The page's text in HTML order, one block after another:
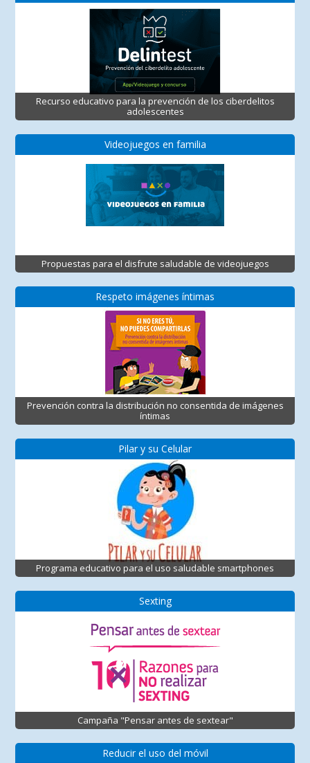
Recurso educativo para la prevención de los ciberdelitos
adolescentes
Videojuegos en familia
Propuestas para el disfrute saludable de videojuegos
Respeto imágenes íntimas
Prevención contra la distribución no consentida de imágenes
íntimas
Pilar y su Celular
Programa educativo para el uso saludable smartphones
Sexting
Campaña "Pensar antes de sextear"
Reducir el uso del móvil